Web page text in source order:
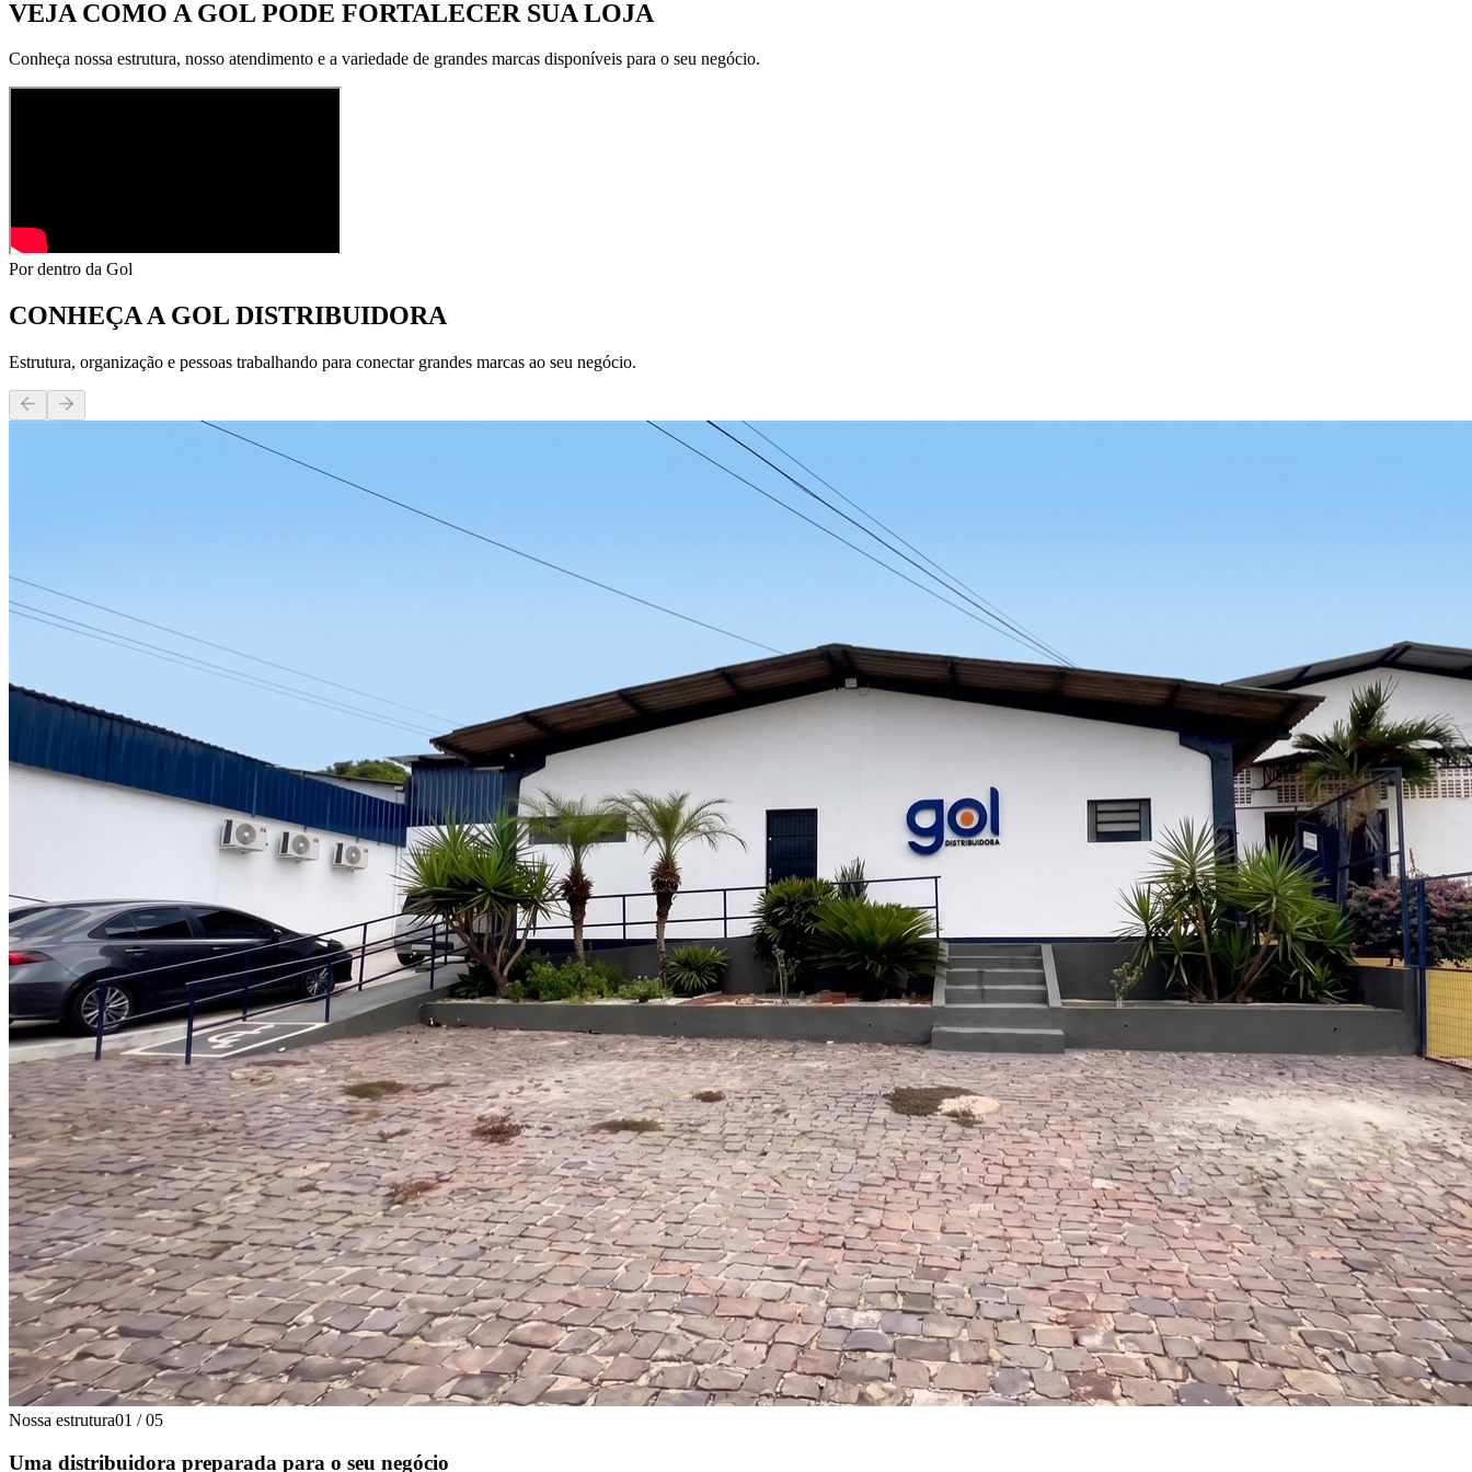
VEJA COMO A GOL PODE FORTALECER SUA LOJA
Conheça nossa estrutura, nosso atendimento e a variedade de grandes marcas disponíveis para o seu negócio.
Por dentro da Gol
CONHEÇA AGOL DISTRIBUIDORA
Estrutura, organização e pessoas trabalhando para conectar grandes marcas ao seu negócio.
Nossa estrutura01 / 05
Uma distribuidora preparada para o seu negócio